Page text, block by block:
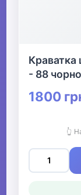
Краватка
- 88
1800
👆